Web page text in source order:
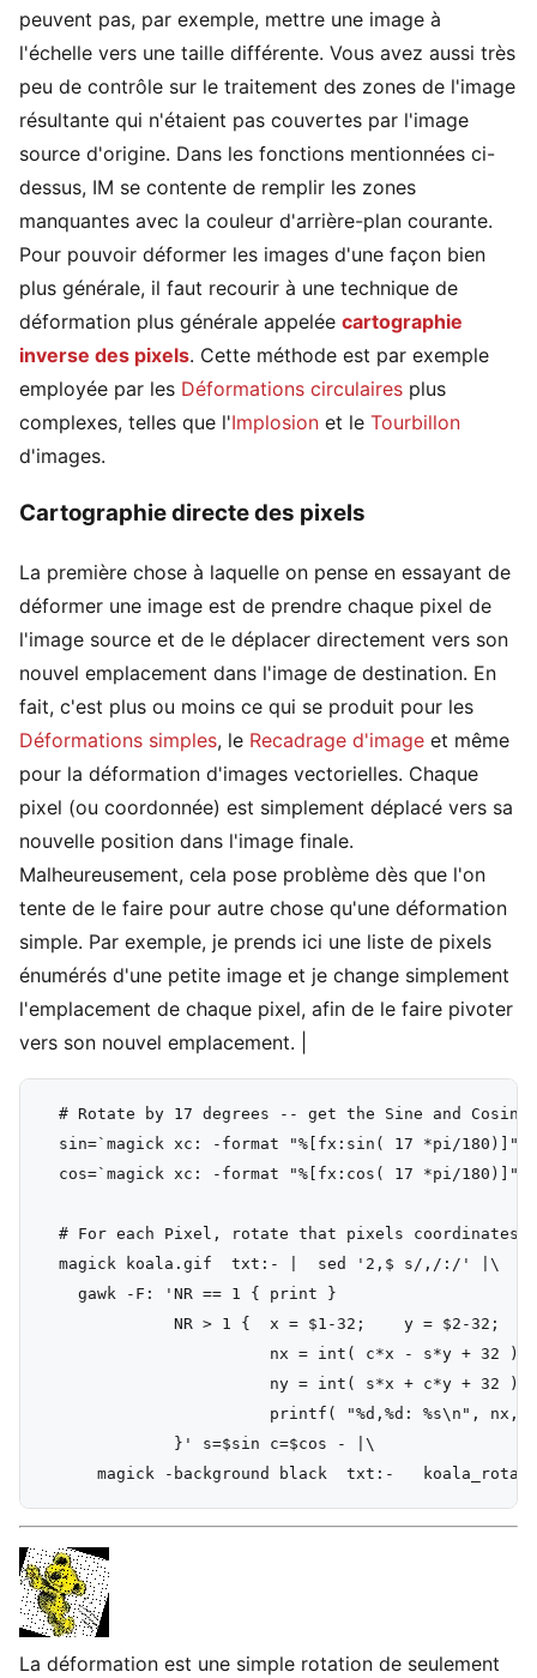
peuvent pas, par exemple, mettre une image à
l'échelle vers une taille différente. Vous avez aussi très
peu de contrôle sur le traitement des zones de l'image
résultante qui n'étaient pas couvertes par l'image
source d'origine. Dans les fonctions mentionnées ci-
dessus, IM se contente de remplir les zones
manquantes avec la couleur d'arrière-plan courante.
Pour pouvoir déformer les images d'une façon bien
plus générale, il faut recourir à une technique de
déformation plus générale appelée cartographie
inverse des pixels. Cette méthode est par exemple
employée par les Déformations circulaires plus
complexes, telles que l'Implosion et le Tourbillon
d'images.
Cartographie directe des pixels
La première chose à laquelle on pense en essayant de
déformer une image est de prendre chaque pixel de
l'image source et de le déplacer directement vers son
nouvel emplacement dans l'image de destination. En
fait, c'est plus ou moins ce qui se produit pour les
Déformations simples, le Recadrage d'image et même
pour la déformation d'images vectorielles. Chaque
pixel (ou coordonnée) est simplement déplacé vers sa
nouvelle position dans l'image finale.
Malheureusement, cela pose problème dès que l'on
tente de le faire pour autre chose qu'une déformation
simple. Par exemple, je prends ici une liste de pixels
énumérés d'une petite image et je change simplement
l'emplacement de chaque pixel, afin de le faire pivoter
vers son nouvel emplacement. |
# Rotate by 17 degrees -- get the Sine and Cosine
sin=`magick xc: -format "%[fx:sin( 17 *pi/180)]"
cos=`magick xc: -format "%[fx:cos( 17 *pi/180)]"
  # For each Pixel, rotate that pixels coordinates
  magick koala.gif  txt:- |  sed '2,$ s/,/:/' |\
    gawk -F: 'NR == 1 { print }
              NR > 1 {  x = $1-32;    y = $2-32;
                        nx = int( c*x - s*y + 32 );
                        ny = int( s*x + c*y + 32 );
printf( "%d,%d: %s\n", nx,
              }' s=$sin c=$cos - |\
La déformation est une simple rotation de seulement